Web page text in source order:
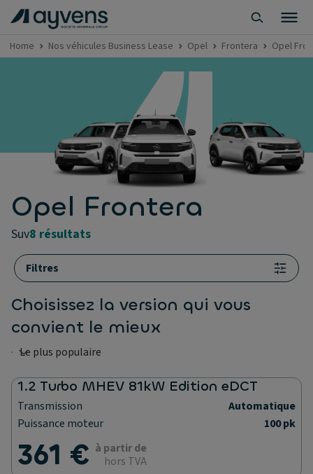
Home Nos véhicules Business Lease Opel Frontera Opel
Opel Frontera
suv8 résultats
Filtres
Choisissez la version qui vous
convient le mieux
1.2 Turbo MHEV 81kW Edition eDCT
Transmission
Automatique
Puissance moteur
100 pk
361 € à partir de
hors TVA